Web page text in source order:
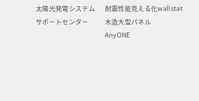
太陽光発電システム
サポートセンター
耐震性能見える化wallstat
木造大型パネル
AnyONE